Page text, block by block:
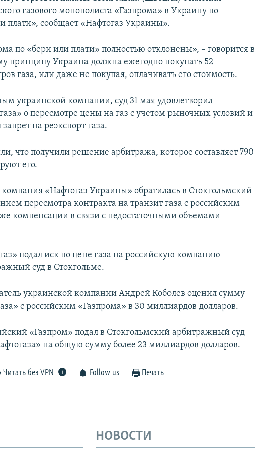
газового монополиста «Газпрома» в Украину по
плати», сообщает «Нафтогаз Украины».
по «бери или плати» полностью отклонены», – говорится в
принципу Украина должна ежегодно покупать 52
газа, или даже не покупая, оплачивать его стоимость.
украинской компании, суд 31 мая удовлетворил
о пересмотре цены на газ с учетом рыночных условий и
на реэкспорт газа.
что получили решение арбитража, которое составляет 790
его.
компания «Нафтогаз Украины» обратилась в Стокгольмский
пересмотра контракта на транзит газа с российским
компенсации в связи с недостаточными объемами
подал иск по цене газа на российскую компанию
суд в Стокгольме.
украинской компании Андрей Коболев оценил сумму
с российским «Газпрома» в 30 миллиардов долларов.
«Газпром» подал в Стокгольмский арбитражный суд
на общую сумму более 23 миллиардов долларов.
Читать без VPN Follow us Печать
НОВОСТИ